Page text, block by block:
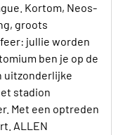
Kortom, Neos-
groots
jullie worden
ben je op de
uitzonderlijke
stadion
Met een optreden
ALLEN